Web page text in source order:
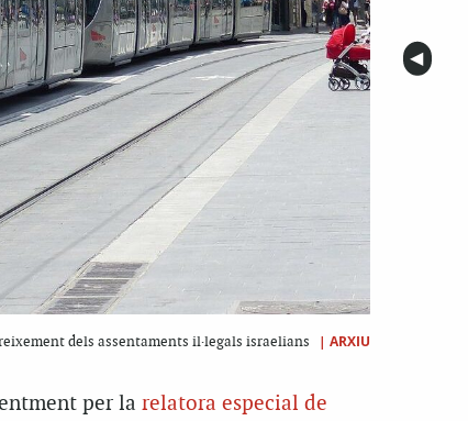
dels assentaments il·legals israelians | ARXIU
per la relatora especial de
Anterior
◀︎